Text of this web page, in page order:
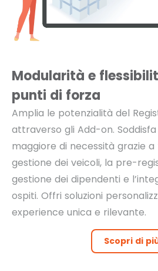
Modularità e
punti di forza
Amplia le potenzialità del
attraverso gli Add-on.
maggiore di necessità grazie
gestione dei veicoli, la pre-
gestione dei dipendenti e
ospiti. Offri soluzioni
experience unica e rilevante.
Scopri di